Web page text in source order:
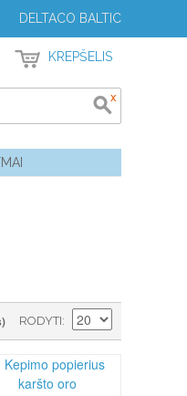
DELTACO BALTIC
KREPŠELIS
RODYTI